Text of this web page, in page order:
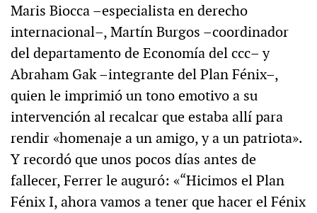
Maris Biocca –especialista en derecho
internacional–, Martín Burgos –coordinador
del departamento de Economía del ccc– y
Abraham Gak –integrante del Plan Fénix–,
quien le imprimió un tono emotivo a su
intervención al recalcar que estaba allí para
rendir «homenaje a un amigo, y a un patriota».
Y recordó que unos pocos días antes de
fallecer, Ferrer le auguró: «“Hicimos el Plan
Fénix I, ahora vamos a tener que hacer el Fénix